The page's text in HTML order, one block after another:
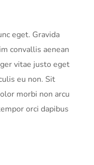
eget. Gravida
convallis aenean
vitae justo eget
eu non. Sit
morbi non arcu
orci dapibus